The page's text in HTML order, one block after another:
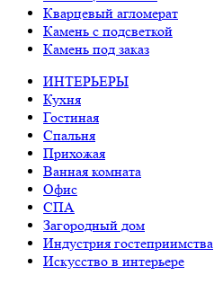
Кварцевый агломерат
Камень с подсветкой
Камень под заказ
ИНТЕРЬЕРЫ
Кухня
Гостиная
Спальня
Прихожая
Ванная комната
Офис
СПА
Загородный дом
Индустрия гостеприимства
Искусство в интерьере